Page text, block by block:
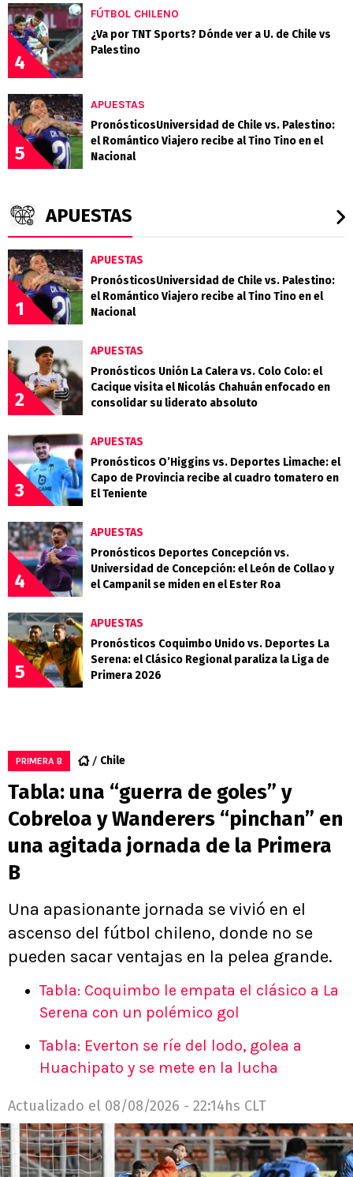
4
FÚTBOL CHILENO
¿Va por TNT Sports? Dónde ver a U. de Chile vs
Palestino
5
APUESTAS
PronósticosUniversidad de Chile vs. Palestino:
el Romántico Viajero recibe al Tino Tino en el
Nacional
APUESTAS
1
APUESTAS
PronósticosUniversidad de Chile vs. Palestino:
el Romántico Viajero recibe al Tino Tino en el
Nacional
2
APUESTAS
Pronósticos Unión La Calera vs. Colo Colo: el
Cacique visita el Nicolás Chahuán enfocado en
consolidar su liderato absoluto
3
APUESTAS
Pronósticos O’Higgins vs. Deportes Limache: el
Capo de Provincia recibe al cuadro tomatero en
El Teniente
4
APUESTAS
Pronósticos Deportes Concepción vs.
Universidad de Concepción: el León de Collao y
el Campanil se miden en el Ester Roa
5
APUESTAS
Pronósticos Coquimbo Unido vs. Deportes La
Serena: el Clásico Regional paraliza la Liga de
Primera 2026
PRIMERA B Chile
Tabla: una “guerra de goles” y
Cobreloa y Wanderers “pinchan” en
una agitada jornada de la Primera
B
Una apasionante jornada se vivió en el
ascenso del fútbol chileno, donde no se
pueden sacar ventajas en la pelea grande.
Tabla: Coquimbo le empata el clásico a La
Serena con un polémico gol
Tabla: Everton se ríe del lodo, golea a
Huachipato y se mete en la lucha
Actualizado el 08/08/2026 - 22:14hs CLT